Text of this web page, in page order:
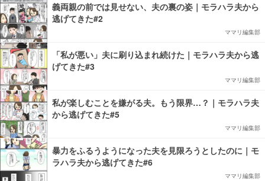
義両親の前では見せない、夫の裏の姿｜モラハラ夫から
逃げてきた#2
ママリ編集部
「私が悪い」夫に刷り込まれ続けた｜モラハラ夫から逃
げてきた#3
ママリ編集部
私が楽しむことを嫌がる夫。もう限界…？｜モラハラ夫
から逃げてきた#5
ママリ編集部
暴力をふるうようになった夫を見限ろうとしたのに｜モ
ラハラ夫から逃げてきた#6
ママリ編集部